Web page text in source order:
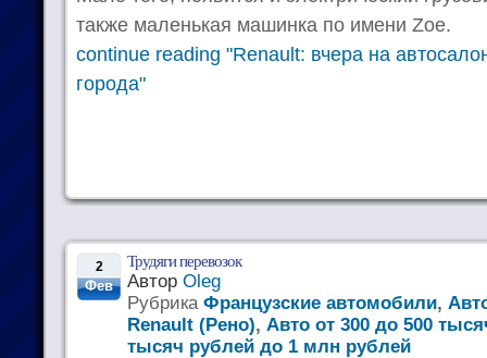
также маленькая машинка по имени Zoe.
continue reading "Renault: вчера на
города"
2
Фев
Трудяги перевозок
Автор Oleg
Рубрика Французские автомобили,
Renault (Рено), Авто от 300 до 500
тысяч рублей до 1 млн рублей